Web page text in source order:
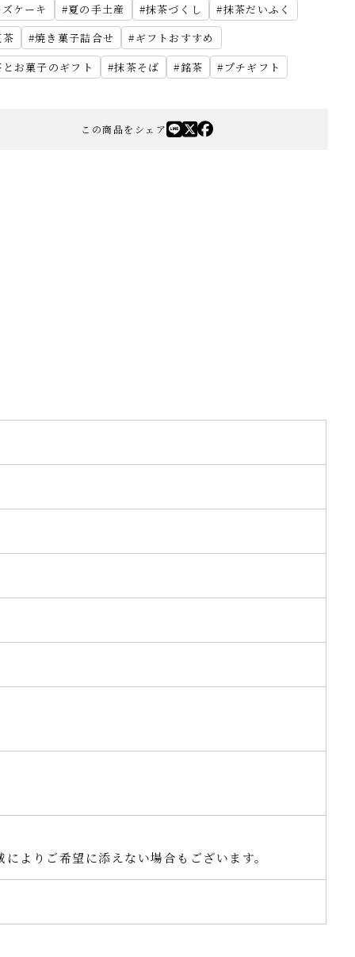
ケーキ
夏の手土産 抹茶づくし
抹茶だいふく
焼き菓子詰合せ
ギフトおすすめ
お菓子のギフト
抹茶そば 銘茶 プチギフト
この商品をシェア
よりご希望に添えない場合もございます。